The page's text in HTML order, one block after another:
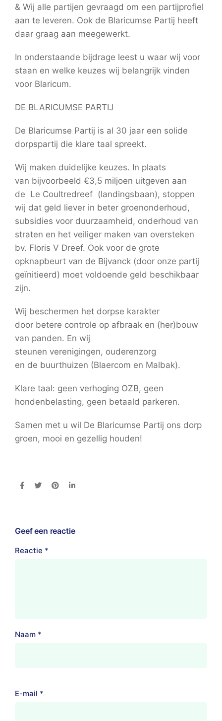
& Wij alle partijen gevraagd om een partijprofiel
aan te leveren. Ook de Blaricumse Partij heeft
daar graag aan meegewerkt.
In onderstaande bijdrage leest u waar wij voor
staan en welke keuzes wij belangrijk vinden
voor Blaricum.
DE BLARICUMSE PARTIJ
De Blaricumse Partij is al 30 jaar een solide
dorpspartij die klare taal spreekt.
Wij maken duidelijke keuzes. In plaats
van bijvoorbeeld €3,5 miljoen uitgeven aan
de Le Coultredreef (landingsbaan), stoppen
wij dat geld liever in beter groenonderhoud,
subsidies voor duurzaamheid, onderhoud van
straten en het veiliger maken van oversteken
bv. Floris V Dreef. Ook voor de grote
opknapbeurt van de Bijvanck (door onze partij
geïnitieerd) moet voldoende geld beschikbaar
zijn.
Wij beschermen het dorpse karakter
door betere controle op afbraak en (her)bouw
van panden. En wij
steunen verenigingen, ouderenzorg
en de buurthuizen (Blaercom en Malbak).
Klare taal: geen verhoging OZB, geen
hondenbelasting, geen betaald parkeren.
Samen met u wil De Blaricumse Partij ons dorp
groen, mooi en gezellig houden!
Geef een reactie
Reactie *
Naam *
E-mail *